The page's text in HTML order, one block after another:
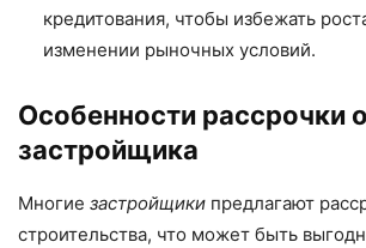
кредитования, чтобы избежать
изменении рыночных условий.
Особенности рассрочки
застройщика
Многие застройщики предлагают
строительства, что может быть